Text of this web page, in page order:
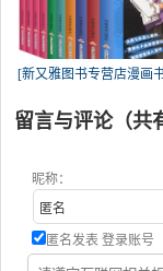
[新又雅图书专营店漫画
留言与评论（共
昵称：
匿名发表 登录账号